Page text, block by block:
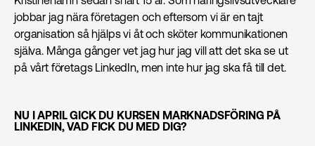
jobbar jag nära företagen och eftersom vi är en tajt
organisation så hjälps vi åt och sköter kommunikationen
själva. Många gånger vet jag hur jag vill att det ska se ut
på vårt företags LinkedIn, men inte hur jag ska få till det.
NU I APRIL GICK DU KURSEN MARKNADS­FÖRING PÅ
LINKEDIN, VAD FICK DU MED DIG?